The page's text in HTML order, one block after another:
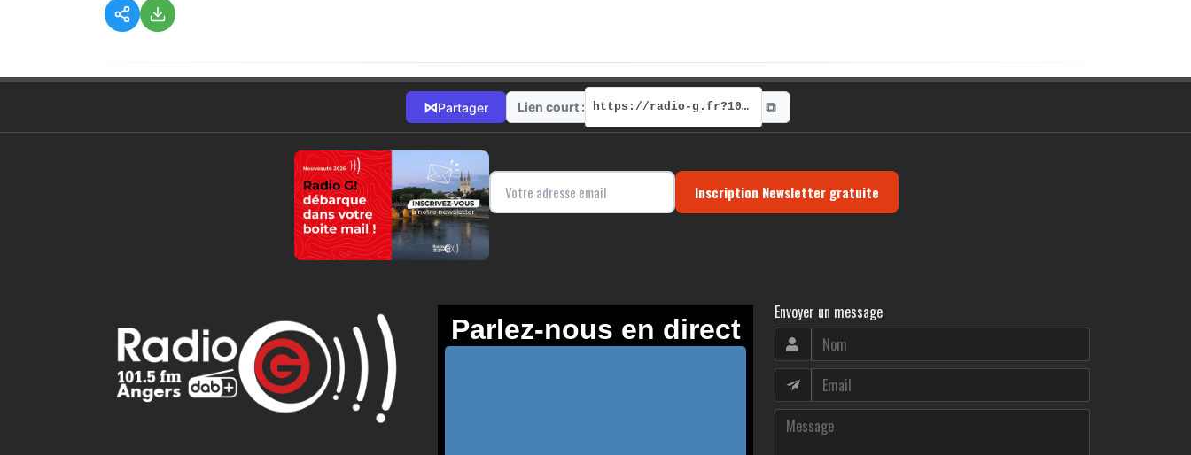
⋈Partager Lien court : https://radio-g.fr?10579 ⧉
Inscription Newsletter gratuite
Envoyer un message